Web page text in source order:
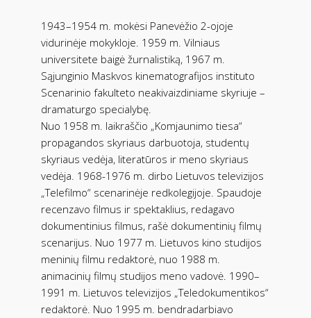
1943–1954 m. mokėsi Panevėžio 2-ojoje
vidurinėje mokykloje. 1959 m. Vilniaus
universitete baigė žurnalistiką, 1967 m.
Sąjunginio Maskvos kinematografijos instituto
Scenarinio fakulteto neakivaizdiniame skyriuje –
dramaturgo specialybę.
Nuo 1958 m. laikraščio „Komjaunimo tiesa“
propagandos skyriaus darbuotoja, studentų
skyriaus vedėja, literatūros ir meno skyriaus
vedėja. 1968-1976 m. dirbo Lietuvos televizijos
„Telefilmo“ scenarinėje redkolegijoje. Spaudoje
recenzavo filmus ir spektaklius, redagavo
dokumentinius filmus, rašė dokumentinių filmų
scenarijus. Nuo 1977 m. Lietuvos kino studijos
meninių filmu redaktorė, nuo 1988 m.
animacinių filmų studijos meno vadovė. 1990–
1991 m. Lietuvos televizijos „Teledokumentikos“
redaktorė. Nuo 1995 m. bendradarbiavo